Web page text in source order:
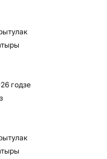
годзе